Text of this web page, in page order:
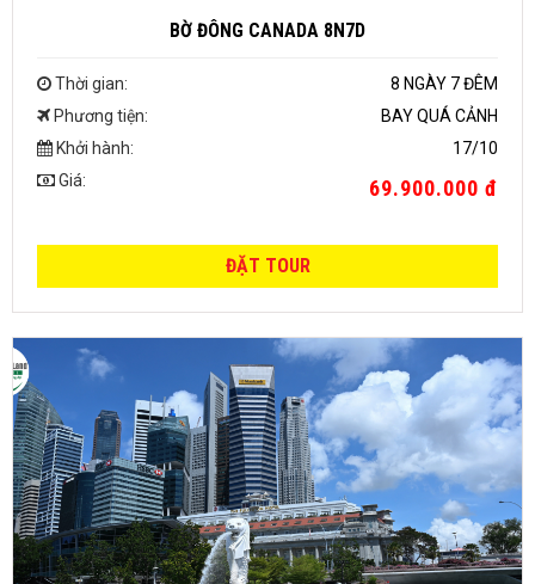
BỜ ĐÔNG CANADA 8N7D
Thời gian:
8 NGÀY 7 ĐÊM
Phương tiện:
BAY QUÁ CẢNH
Khởi hành:
17/10
Giá:
69.900.000 đ
ĐẶT TOUR